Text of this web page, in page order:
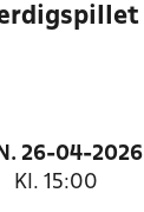
26-04-2026
Kl. 15:00